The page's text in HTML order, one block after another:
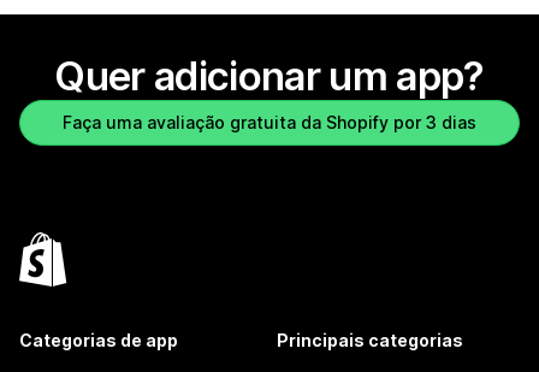
Quer adicionar um app?
Faça uma avaliação gratuita da Shopify por 3 dias
Categorias de app Principais categorias